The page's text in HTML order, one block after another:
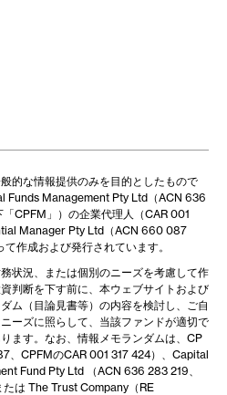
的な情報提供のみを目的としたもので
Funds Management Pty Ltd（ACN 636
CPFM」）の企業代理人（CAR 001
Manager Pty Ltd（ACN 660 087
作成および発行されています。
状況、または個別のニーズを考慮して作
判断を下す前に、本ウェブサイトおよび
ム（目論見書等）の内容を検討し、ご自
ーズに照らして、当該ファンドが適切で
ます。なお、情報メモランダムは、CP
、CPFMのCAR 001 317 424）、Capital
Fund Pty Ltd （ACN 636 283 219、
は The Trust Company（RE